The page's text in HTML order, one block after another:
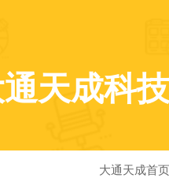
天成科
大通天成首页